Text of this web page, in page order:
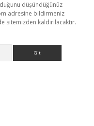
düşündüğünüz
adresine bildirmeniz
sitemizden kaldırılacaktır.